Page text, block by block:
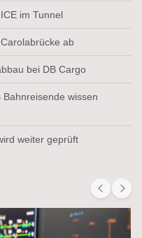
im Tunnel
ab
bei DB Cargo
wissen
weiter geprüft